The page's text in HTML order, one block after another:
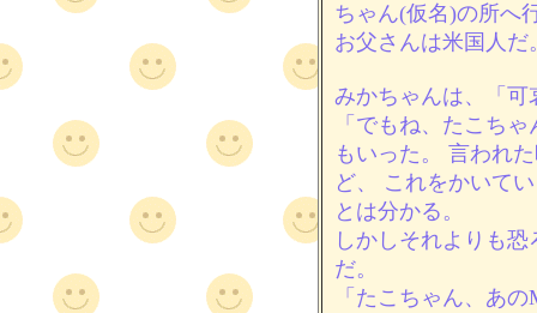
ちゃん(仮名)の所へ
お父さんは米国人だ
みかちゃんは、「
「でもね、たこち
もいった。 言われ
ど、 これをかいて
とは分かる。
しかしそれよりも
だ。
「たこちゃん、あ